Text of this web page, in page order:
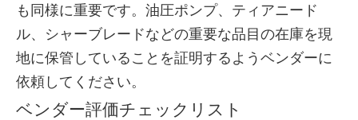
も同様に重要です。油圧ポンプ、ティアニード
ル、シャーブレードなどの重要な品目の在庫を現
地に保管していることを証明するようベンダーに
依頼してください。
ベンダー評価チェックリスト